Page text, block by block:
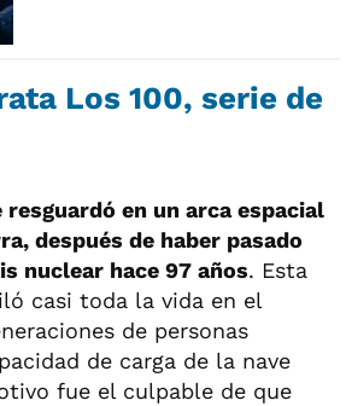
Los 100, serie de
resguardó en un arca espacial
después de haber pasado
nuclear hace 97 años. Esta
casi toda la vida en el
de personas
de carga de la nave
fue el culpable de que